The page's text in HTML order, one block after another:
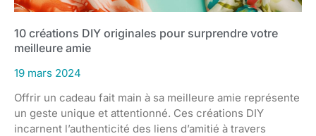
10 créations DIY originales pour surprendre votre
meilleure amie
19 mars 2024
Offrir un cadeau fait main à sa meilleure amie représente
un geste unique et attentionné. Ces créations DIY
incarnent l’authenticité des liens d’amitié à travers